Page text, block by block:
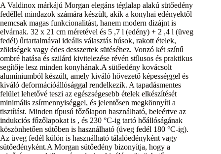
A Valdinox márkájú Morgan elegáns téglalap alakú sütőedény
fedéllel mindazok számára készült, akik a konyhai edényektől
nemcsak magas funkcionalitást, hanem modern dizájnt is
elvárnak. 32 x 21 cm méretével és 5 ,7 l (edény) + 2 ,4 l (üveg
fedél) űrtartalmával ideális választás húsok, rakott ételek,
zöldségek vagy édes desszertek sütéséhez. Vonzó két színű
ombré hatása és szilárd kivitelezése révén stílusos és praktikus
segítője lesz minden konyhának.A sütőedény kovácsolt
alumíniumból készült, amely kiváló hővezető képességgel és
kiváló deformációállósággal rendelkezik. A tapadásmentes
felület lehetővé teszi az egészségesebb ételek elkészítését
minimális zsírmennyiséggel, és jelentősen megkönnyíti a
tisztítást. Minden típusú főzőlapon használható, beleértve az
indukciós főzőlapokat is , és 230 °C-ig tartó hőállóságának
köszönhetően sütőben is használható (üveg fedél 180 °C-ig).
Az üveg fedél külön is használható tálalóedényként vagy
sütőedényként.A Morgan sütőedény bizonyítja, hogy a